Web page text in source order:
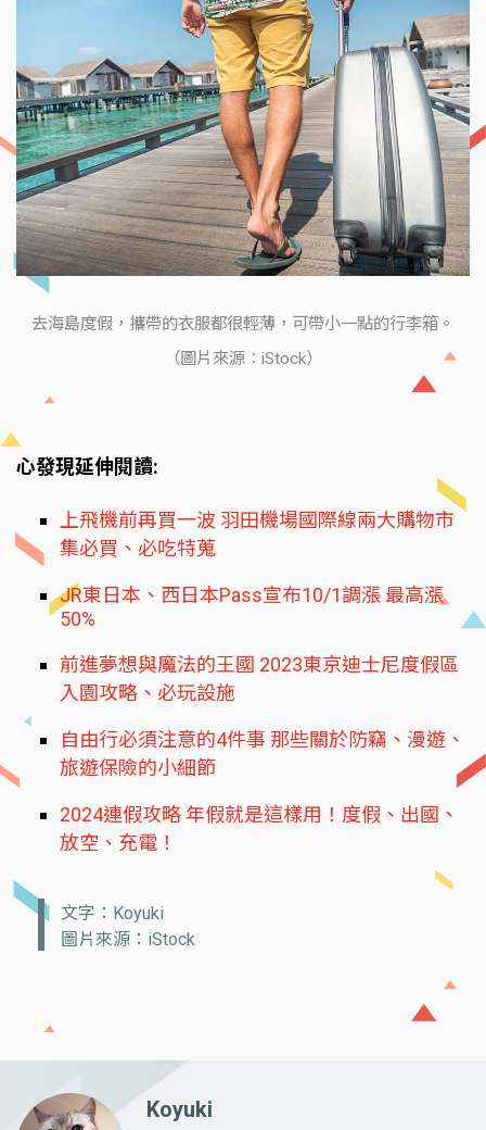
去海島度假，攜帶的衣服都很輕薄，可帶小一點的行李箱。
（圖片來源：iStock）
心發現延伸閱讀:
上飛機前再買一波 羽田機場國際線兩大購物市
集必買、必吃特蒐
JR東日本、西日本Pass宣布10/1調漲 最高漲
50%
前進夢想與魔法的王國 2023東京迪士尼度假區
入園攻略、必玩設施
自由行必須注意的4件事 那些關於防竊、漫遊、
旅遊保險的小細節
2024連假攻略 年假就是這樣用！度假、出國、
放空、充電！
文字：Koyuki
圖片來源：iStock
Koyuki